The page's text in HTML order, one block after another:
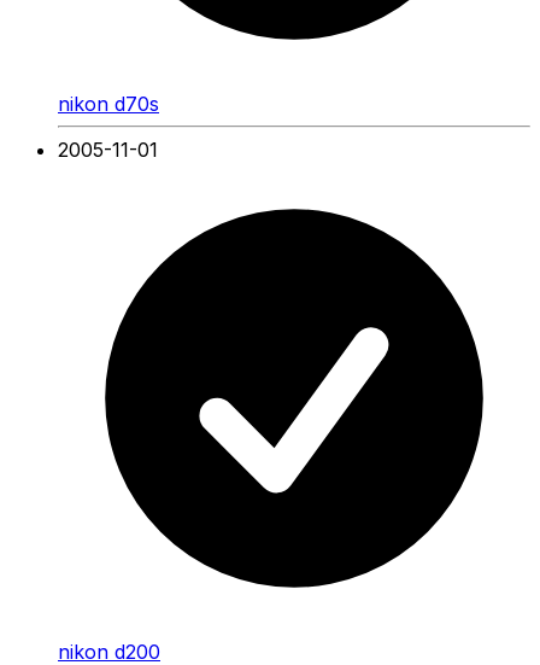
nikon d70s
2005-11-01
nikon d200